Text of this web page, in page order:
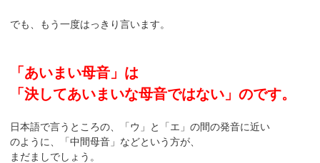
でも、もう一度はっきり言います。
「あいまい母音」は
「決してあいまいな母音ではない」のです。
日本語で言うところの、「ウ」と「エ」の間の発音に近い
のように、「中間母音」などという方が、
まだましでしょう。